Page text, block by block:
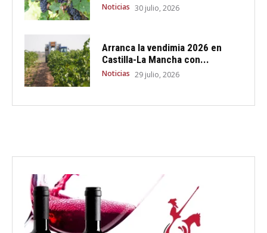
Noticias 30 julio, 2026
Arranca la vendimia 2026 en
Castilla-La Mancha con...
Noticias 29 julio, 2026